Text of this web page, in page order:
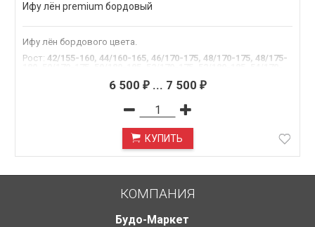
Ифу лён premium бордовый
Ифу лён бордового цвета.
Рост: 42/155-160, 44/160-165, 46/170-175, 48/170-175, 48/175-
6 500 ₽... 7 500 ₽
КУПИТЬ
КОМПАНИЯ
Будо-Маркет